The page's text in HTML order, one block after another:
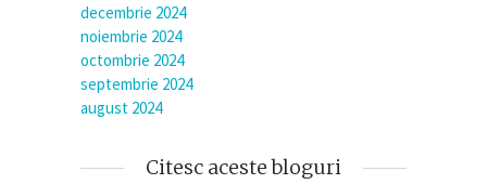
decembrie 2024
noiembrie 2024
octombrie 2024
septembrie 2024
august 2024
Citesc aceste bloguri